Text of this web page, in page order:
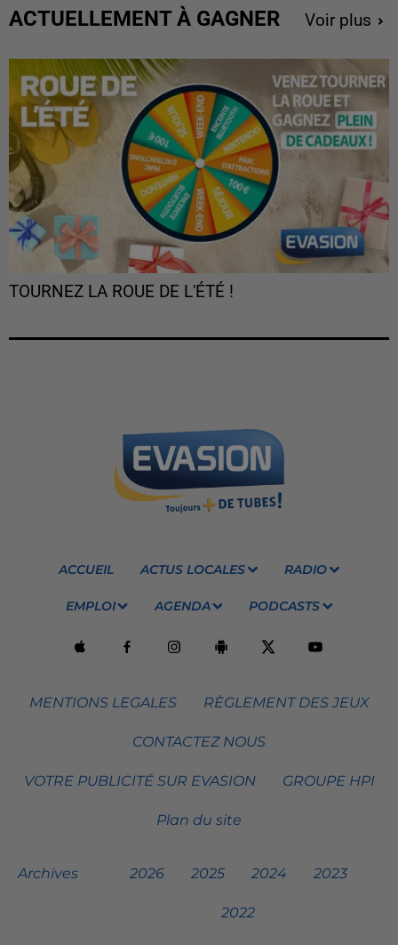
ACTUELLEMENT À GAGNER Voir plus
TOURNEZ LA ROUE DE L'ÉTÉ !
ACCUEIL ACTUS LOCALES RADIO
EMPLOI AGENDA PODCASTS
MENTIONS LEGALES RÈGLEMENT DES JEUX
CONTACTEZ NOUS
VOTRE PUBLICITÉ SUR EVASION GROUPE HPI
Plan du site
Archives 2026 2025 2024 2023
2022